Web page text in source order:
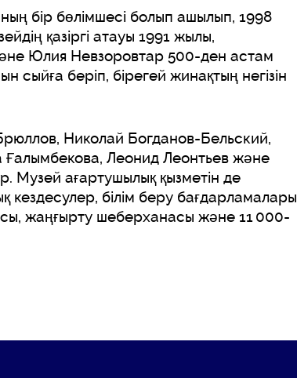
бір бөлімшесі болып ашылып, 1998
қазіргі атауы 1991 жылы,
Юлия Невзоровтар 500-ден астам
сыйға беріп, бірегей жинақтың негізін
Николай Богданов-Бельский,
Ғалымбекова, Леонид Леонтьев және
Музей ағартушылық қызметін де
кездесулер, білім беру бағдарламалары
жаңғырту шеберханасы және 11 000-